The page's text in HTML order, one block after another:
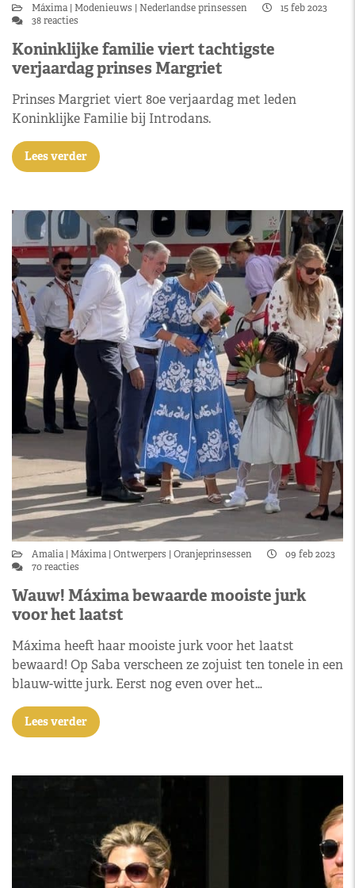
Máxima Modenieuws Nederlandse prinsessen
15 feb 2023
38 reacties
Koninklijke familie viert tachtigste
verjaardag prinses Margriet
Prinses Margriet viert 80e verjaardag met leden
Koninklijke Familie bij Introdans.
Lees verder
Amalia Máxima Ontwerpers Oranjeprinsessen
09 feb 2023
70 reacties
Wauw! Máxima bewaarde mooiste jurk
voor het laatst
Máxima heeft haar mooiste jurk voor het laatst
bewaard! Op Saba verscheen ze zojuist ten tonele in een
blauw-witte jurk. Eerst nog even over het…
Lees verder